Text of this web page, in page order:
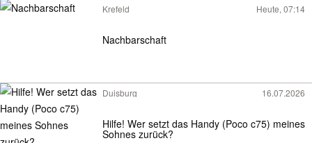
Krefeld Heute, 07:14
Nachbarschaft
Duisburg 16.07.2026
Hilfe! Wer setzt das Handy (Poco c75) meines
Sohnes zurück?